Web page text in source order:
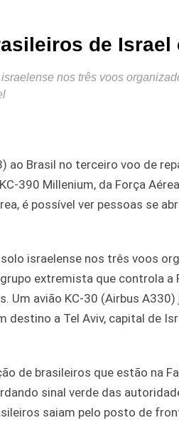
de Israel
nos três voos
Brasil no terceiro voo de
390 Millenium, da Força
é possível ver pessoas se
israelense nos três voos
extremista que controla a
avião KC-30 (Airbus
destino a Tel Aviv, capital de
de brasileiros que estão na
sinal verde das
saiam pelo posto de